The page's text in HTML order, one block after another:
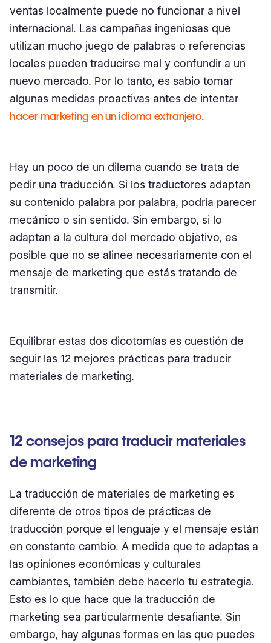
ventas localmente puede no funcionar a nivel
internacional. Las campañas ingeniosas que
utilizan mucho juego de palabras o referencias
locales pueden traducirse mal y confundir a un
nuevo mercado. Por lo tanto, es sabio tomar
algunas medidas proactivas antes de intentar
hacer marketing en un idioma extranjero.
Hay un poco de un dilema cuando se trata de
pedir una traducción. Si los traductores adaptan
su contenido palabra por palabra, podría parecer
mecánico o sin sentido. Sin embargo, si lo
adaptan a la cultura del mercado objetivo, es
posible que no se alinee necesariamente con el
mensaje de marketing que estás tratando de
transmitir.
Equilibrar estas dos dicotomías es cuestión de
seguir las 12 mejores prácticas para traducir
materiales de marketing.
12 consejos para traducir materiales
de marketing
La traducción de materiales de marketing es
diferente de otros tipos de prácticas de
traducción porque el lenguaje y el mensaje están
en constante cambio. A medida que te adaptas a
las opiniones económicas y culturales
cambiantes, también debe hacerlo tu estrategia.
Esto es lo que hace que la traducción de
marketing sea particularmente desafiante. Sin
embargo, hay algunas formas en las que puedes